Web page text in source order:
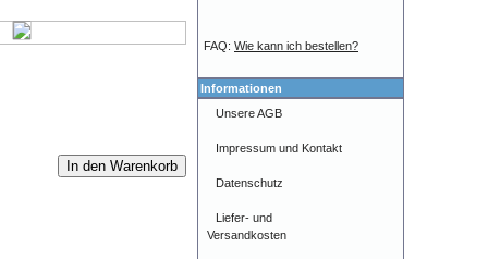
In den Warenkorb
FAQ: Wie kann ich bestellen?
Informationen
Unsere AGB
Impressum und Kontakt
Datenschutz
Liefer- und
Versandkosten